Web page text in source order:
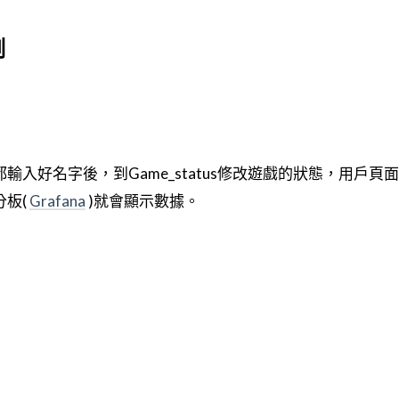
入好名字後，到Game_status修改遊戲的狀態，用戶頁
板(Grafana )就會顯示數據。